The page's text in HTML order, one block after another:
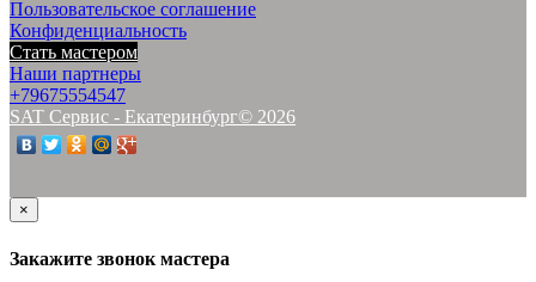
Пользовательское соглашение
Конфиденциальность
Стать мастером
Наши партнеры
+79675554547
SAT Сервис - Екатеринбург© 2026
×
Закажите звонок мастера